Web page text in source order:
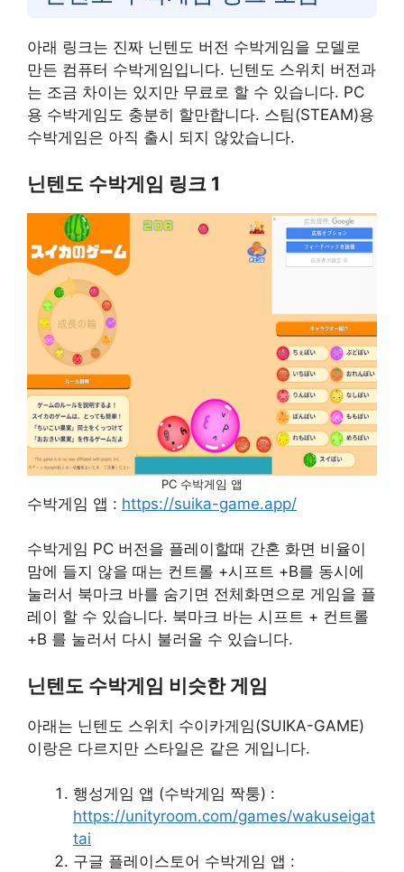
아래 링크는 진짜 닌텐도 버전 수박게임을 모델로
만든 컴퓨터 수박게임입니다. 닌텐도 스위치 버전과
는 조금 차이는 있지만 무료로 할 수 있습니다. PC
용 수박게임도 충분히 할만합니다. 스팀(STEAM)용
수박게임은 아직 출시 되지 않았습니다.
닌텐도 수박게임 링크 1
PC 수박게임 앱
수박게임 앱 : https://suika-game.app/
수박게임 PC 버전을 플레이할때 간혼 화면 비율이
맘에 들지 않을 때는 컨트롤 +시프트 +B를 동시에
눌러서 북마크 바를 숨기면 전체화면으로 게임을 플
레이 할 수 있습니다. 북마크 바는 시프트 + 컨트롤
+B 를 눌러서 다시 불러올 수 있습니다.
닌텐도 수박게임 비슷한 게임
아래는 닌텐도 스위치 수이카게임(SUIKA-GAME)
이랑은 다르지만 스타일은 같은 게입니다.
행성게임 앱 (수박게임 짝퉁) :
https://unityroom.com/games/wakuseigat
tai
구글 플레이스토어 수박게임 앱 :